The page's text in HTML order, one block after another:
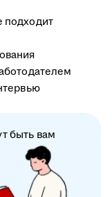
подходит
быть вам